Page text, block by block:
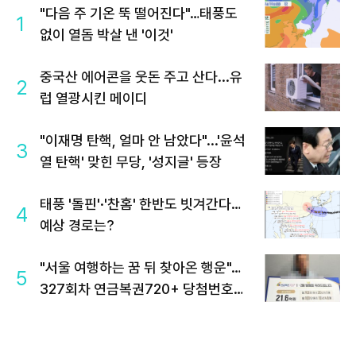
1
"다음 주 기온 뚝 떨어진다"…태풍도
없이 열돔 박살 낸 '이것'
2
중국산 에어콘을 웃돈 주고 산다...유
럽 열광시킨 메이디
3
"이재명 탄핵, 얼마 안 남았다"...'윤석
열 탄핵' 맞힌 무당, '성지글' 등장
4
태풍 '돌핀'·'찬홈' 한반도 빗겨간다…
예상 경로는?
5
"서울 여행하는 꿈 뒤 찾아온 행운"…
327회차 연금복권720+ 당첨번호조